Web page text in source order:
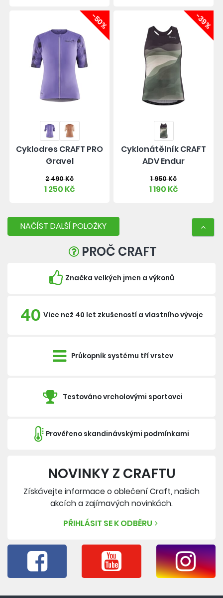
-50%
Cyklodres CRAFT PRO
Gravel
2 490 Kč
1 250 Kč
-39%
Cyklonátělník CRAFT
ADV Endur
1 950 Kč
1 190 Kč
NAČÍST DALŠÍ POLOŽKY
PROČ CRAFT
Značka velkých jmen a výkonů
40 Více než 40 let zkušeností a vlastního vývoje
Průkopník systému tří vrstev
Testováno vrcholovými sportovci
Prověřeno skandinávskými podmínkami
NOVINKY Z CRAFTU
Získávejte informace o oblečení Craft, našich
akcích a zajímavých novinkách.
PŘIHLÁSIT SE K ODBĚRU